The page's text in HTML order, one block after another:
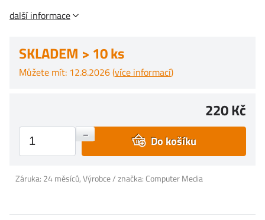
další informace
SKLADEM > 10 ks
Můžete mít: 12.8.2026 (více informací)
220 Kč
+
– Do košíku
Záruka: 24 měsíců, Výrobce / značka: Computer Media